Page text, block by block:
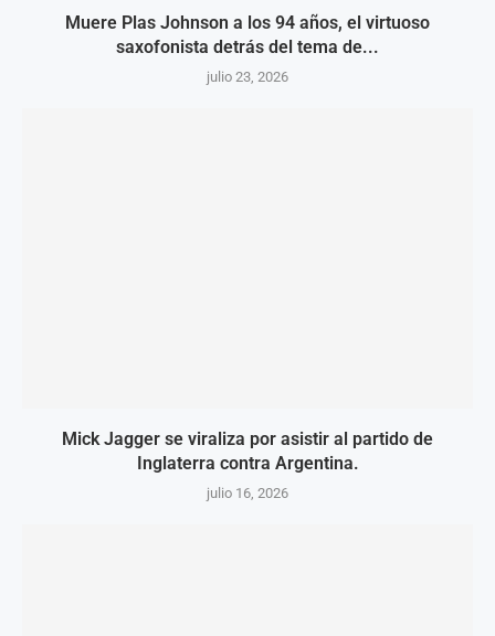
Muere Plas Johnson a los 94 años, el virtuoso
saxofonista detrás del tema de...
julio 23, 2026
Mick Jagger se viraliza por asistir al partido de
Inglaterra contra Argentina.
julio 16, 2026